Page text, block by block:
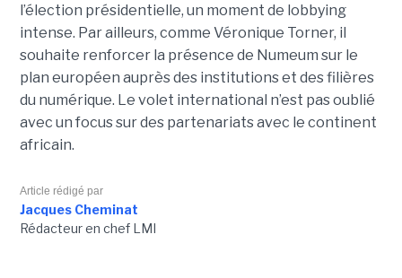
l’élection présidentielle, un moment de lobbying
intense. Par ailleurs, comme Véronique Torner, il
souhaite renforcer la présence de Numeum sur le
plan européen auprès des institutions et des filières
du numérique. Le volet international n’est pas oublié
avec un focus sur des partenariats avec le continent
africain.
Article rédigé par
Jacques Cheminat
Rédacteur en chef LMI